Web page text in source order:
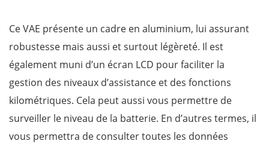
Ce VAE présente un cadre en aluminium, lui assurant
robustesse mais aussi et surtout légèreté. Il est
également muni d’un écran LCD pour faciliter la
gestion des niveaux d’assistance et des fonctions
kilométriques. Cela peut aussi vous permettre de
surveiller le niveau de la batterie. En d’autres termes, il
vous permettra de consulter toutes les données